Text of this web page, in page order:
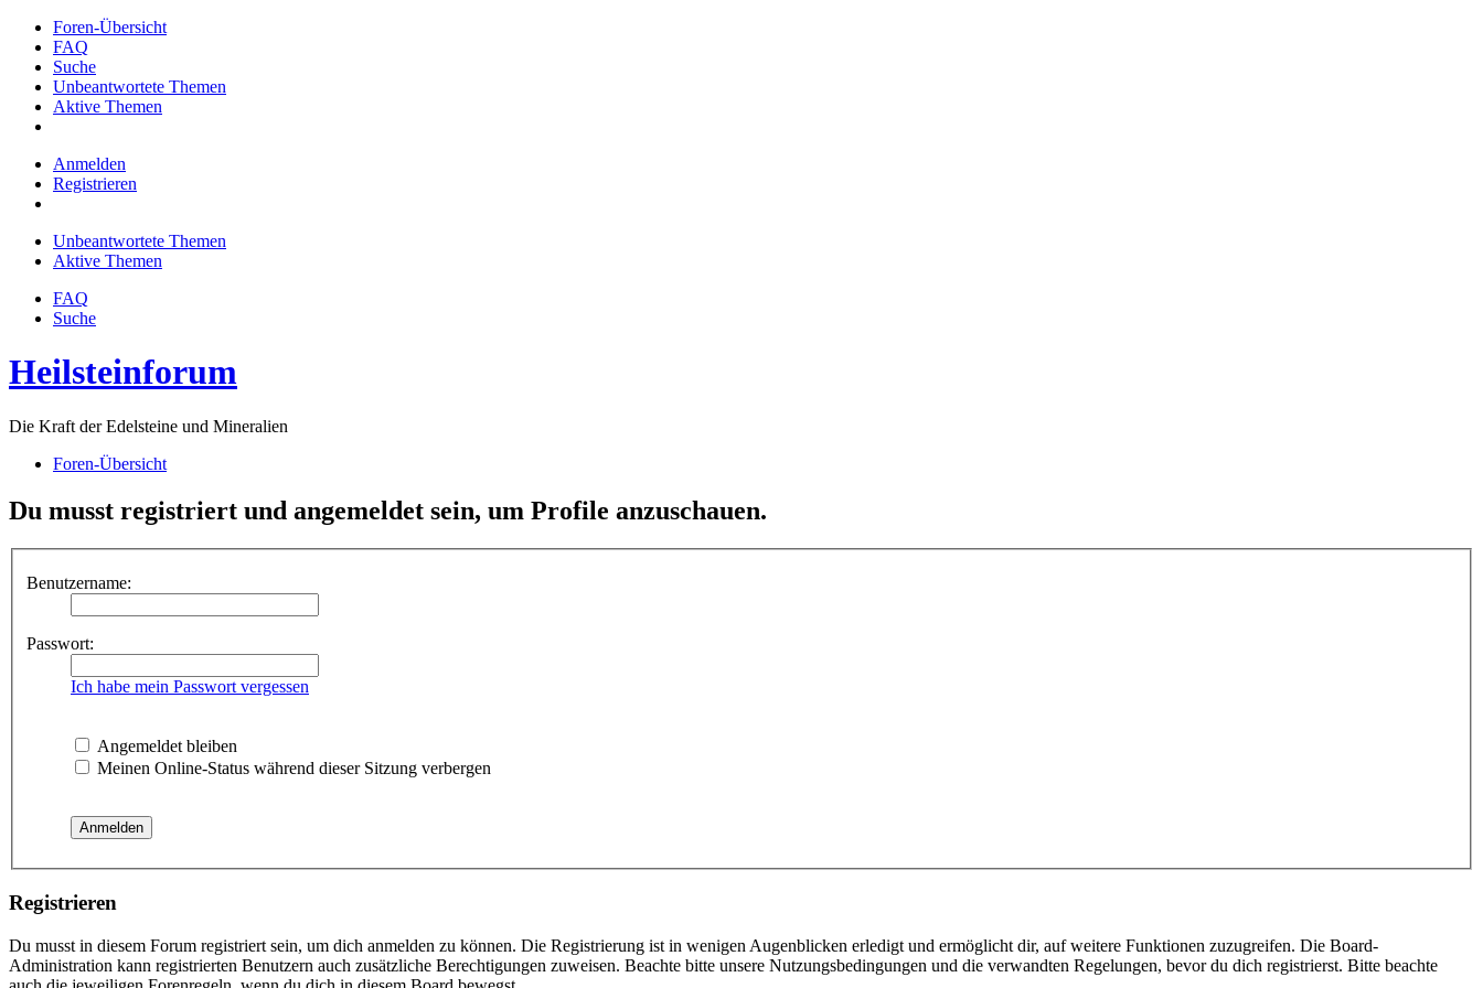
Foren-Übersicht
FAQ
Suche
Unbeantwortete Themen
Aktive Themen
Anmelden
Registrieren
Unbeantwortete Themen
Aktive Themen
FAQ
Suche
Heilsteinforum
Die Kraft der Edelsteine und Mineralien
Foren-Übersicht
Du musst registriert und angemeldet sein, um Profile anzuschauen.
Benutzername:
Passwort:
Ich habe mein Passwort vergessen
Angemeldet bleiben
Meinen Online-Status während dieser Sitzung verbergen
Registrieren
Du musst in diesem Forum registriert sein, um dich anmelden zu können. Die Registrierung ist in wenigen Augenblicken erledigt und ermöglicht dir, auf weitere Funktionen zuzugreifen. Die Board-
Administration kann registrierten Benutzern auch zusätzliche Berechtigungen zuweisen. Beachte bitte unsere Nutzungsbedingungen und die verwandten Regelungen, bevor du dich registrierst. Bitte beachte